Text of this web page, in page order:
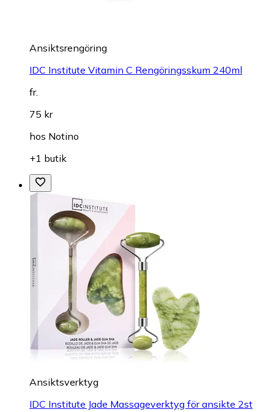
Ansiktsrengöring
IDC Institute Vitamin C Rengöringsskum 240ml
fr.
75 kr
hos Notino
+1 butik
Ansiktsverktyg
IDC Institute Jade Massageverktyg för ansikte 2st